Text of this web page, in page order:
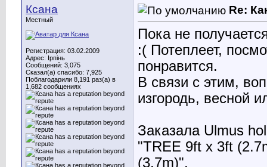
Ксана
Местный
Регистрация: 03.02.2009
Адрес: Ірпінь
Сообщений: 3,075
Сказал(а) спасибо: 7,925
Поблагодарили 8,191 раз(а) в
1,682 сообщениях
Re:
Пока не
:( Потеплеет,
понравится.
В связи с этим,
изгородь, весной
Заказала Ulmus
"TREE 9ft x 3ft
(3.7m)".